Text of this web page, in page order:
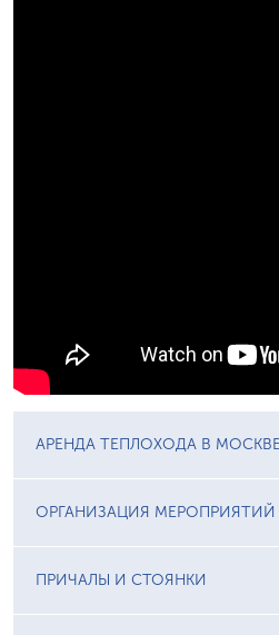
АРЕНДА ТЕПЛОХОДА В
ОРГАНИЗАЦИЯ
ПРИЧАЛЫ И СТОЯНКИ